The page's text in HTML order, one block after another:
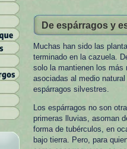
De espárragos y
Muchas han sido las
terminado en la cazuela.
solo la mantienen los más
asociadas al medio
espárragos silvestres.
Los espárragos no son
primeras lluvias, asoman
forma de tubérculos, en
bajo tierra. Pero, para